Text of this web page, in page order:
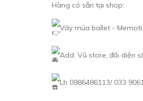
Hàng có sẵn tại shop:
Váy múa ballet -
Add: Vũ store, đối diện
Lh 0986486113/ 033